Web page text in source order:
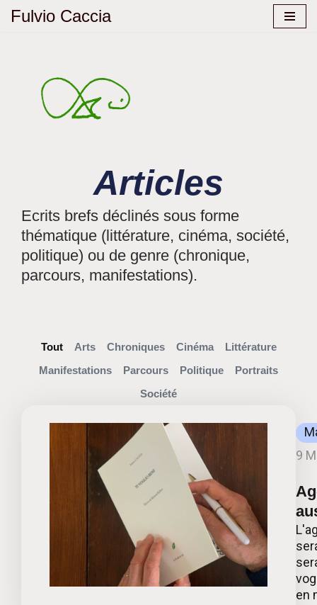
Fulvio Caccia
Articles
Ecrits brefs déclinés sous forme
thématique (littérature, cinéma, société,
politique) ou de genre (chronique,
parcours, manifestations).
Arts Chroniques Cinéma
Littérature
Manifestations
Parcours Politique
Portraits
Société
Tout
9
en